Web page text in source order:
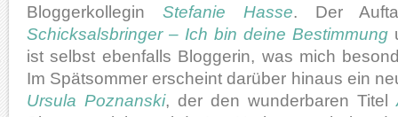
Bloggerkollegin Stefanie Hasse. Der
Schicksalsbringer – Ich bin deine Bestimmung
ist selbst ebenfalls Bloggerin, was mich
Im Spätsommer erscheint darüber hinaus ein
Ursula Poznanski, der den wunderbaren Titel